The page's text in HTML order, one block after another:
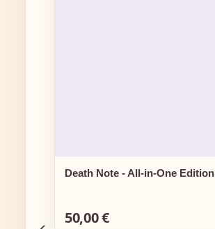
Death Note - All-in-One Edition
Regulärer Preis:
50,00 €